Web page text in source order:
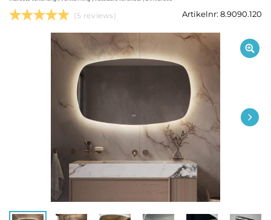
(5 reviews) Artikelnr: 8.9090.120